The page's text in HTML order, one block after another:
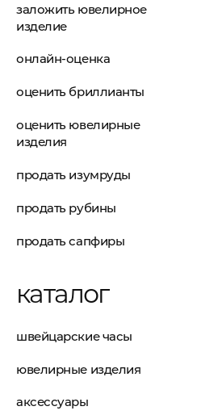
заложить ювелирное
изделие
онлайн-оценка
оценить бриллианты
оценить ювелирные
изделия
продать изумруды
продать рубины
продать сапфиры
каталог
швейцарские часы
ювелирные изделия
аксессуары